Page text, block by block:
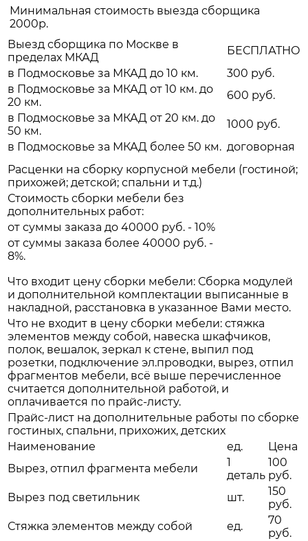
Минимальная стоимость выезда сборщика
2000р.
Выезд сборщика по Москве в
пределах МКАД
БЕСПЛАТНО
в Подмосковье за МКАД до 10 км.
300 руб.
в Подмосковье за МКАД от 10 км. до
20 км.
600 руб.
в Подмосковье за МКАД от 20 км. до
50 км.
1000 руб.
в Подмосковье за МКАД более 50 км. договорная
Расценки на сборку корпусной мебели (гостиной;
прихожей; детской; спальни и т.д.)
Стоимость сборки мебели без
дополнительных работ:
от суммы заказа до 40000 руб. - 10%
от суммы заказа более 40000 руб. -
8%.
Что входит цену сборки мебели: Сборка модулей
и дополнительной комплектации выписанные в
накладной, расстановка в указанное Вами место.
Что не входит в цену сборки мебели: стяжка
элементов между собой, навеска шкафчиков,
полок, вешалок, зеркал к стене, выпил под
розетки, подключение эл.проводки, вырез, отпил
фрагментов мебели, всё выше перечисленное
считается дополнительной работой, и
оплачивается по прайс-листу.
Прайс-лист на дополнительные работы по сборке
гостиных, спальни, прихожих, детских
Наименование
ед.
Цена
Вырез, отпил фрагмента мебели
1
деталь
100
руб.
Вырез под светильник
шт.
150
руб.
Стяжка элементов между собой
ед.
70
руб.